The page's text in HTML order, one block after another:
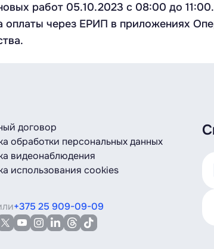
работ 05.10.2023 c 08:00 до
через ЕРИП в приложениях
договор
обработки персональных данных
видеонаблюдения
использования cookies
+375 25 909-09-09